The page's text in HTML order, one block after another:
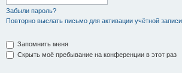
Забыли пароль?
Повторно выслать письмо для активации учётной записи
Запомнить меня
Скрыть моё пребывание на конференции в этот раз